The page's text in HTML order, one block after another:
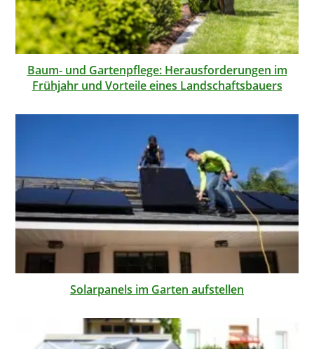
Baum- und Gartenpflege: Herausforderungen im
Frühjahr und Vorteile eines Landschaftsbauers
Solarpanels im Garten aufstellen